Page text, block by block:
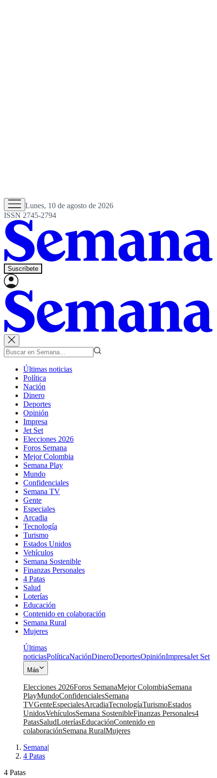
Lunes, 10 de agosto de 2026
ISSN 2745-2794
Suscríbete
Últimas noticias
Política
Nación
Dinero
Deportes
Opinión
Impresa
Jet Set
Elecciones 2026
Foros Semana
Mejor Colombia
Semana Play
Mundo
Confidenciales
Semana TV
Gente
Especiales
Arcadia
Tecnología
Turismo
Estados Unidos
Vehículos
Semana Sostenible
Finanzas Personales
4 Patas
Salud
Loterías
Educación
Contenido en colaboración
Semana Rural
Mujeres
Últimas
noticiasPolíticaNaciónDineroDeportesOpiniónImpresaJet Set
Más
Elecciones 2026Foros SemanaMejor ColombiaSemana
PlayMundoConfidencialesSemana
TVGenteEspecialesArcadiaTecnologíaTurismoEstados
UnidosVehículosSemana SostenibleFinanzas Personales4
PatasSaludLoteríasEducaciónContenido en
colaboraciónSemana RuralMujeres
Semana|
4 Patas
4 Patas